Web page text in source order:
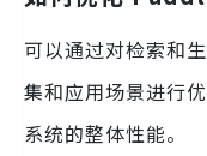
可以通过对检索和
集和应用场景进行
系统的整体性能。